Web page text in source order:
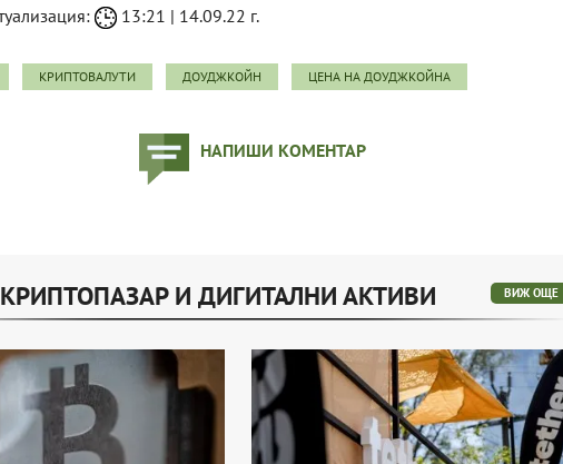
13:21 | 14.09.22 г.
КРИПТОВАЛУТИ ДОУДЖКОЙН ЦЕНА НА ДОУДЖКОЙНА
НАПИШИ КОМЕНТАР
И ДИГИТАЛНИ АКТИВИ ВИЖ ОЩЕ